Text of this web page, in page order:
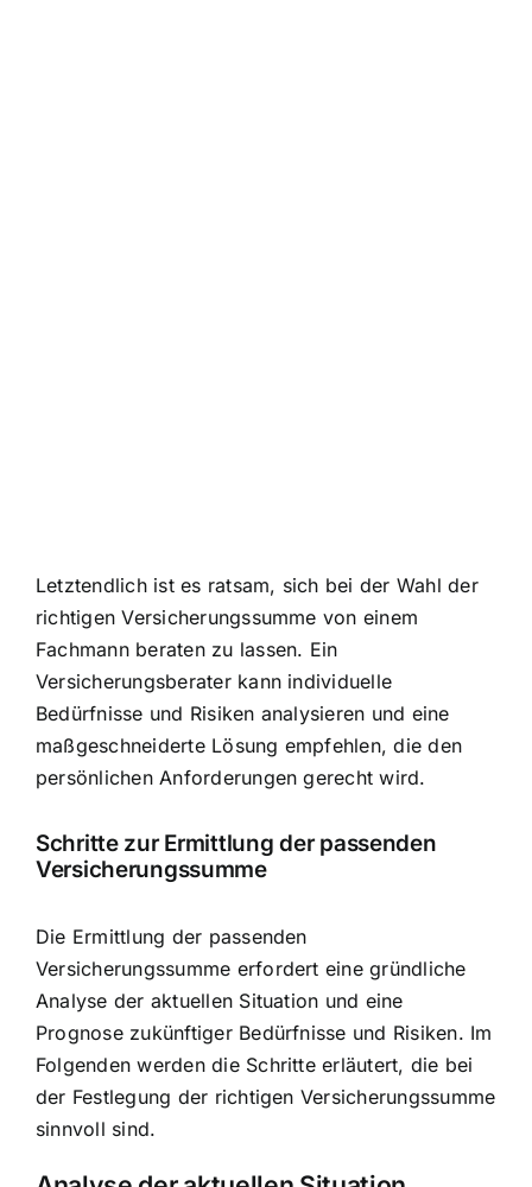
Letztendlich ist es ratsam, sich bei der Wahl der
richtigen Versicherungssumme von einem
Fachmann beraten zu lassen. Ein
Versicherungsberater kann individuelle
Bedürfnisse und Risiken analysieren und eine
maßgeschneiderte Lösung empfehlen, die den
persönlichen Anforderungen gerecht wird.
Schritte zur Ermittlung der passenden
Versicherungssumme
Die Ermittlung der passenden
Versicherungssumme erfordert eine gründliche
Analyse der aktuellen Situation und eine
Prognose zukünftiger Bedürfnisse und Risiken. Im
Folgenden werden die Schritte erläutert, die bei
der Festlegung der richtigen Versicherungssumme
sinnvoll sind.